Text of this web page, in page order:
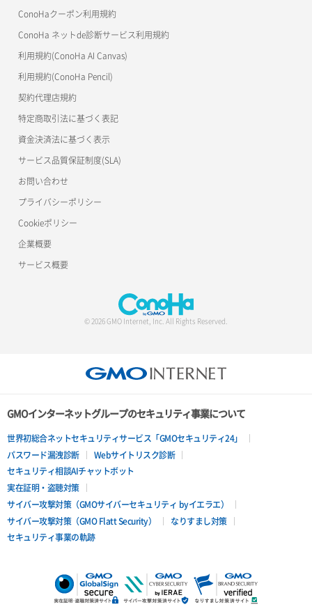
ConoHaクーポン利用規約
ConoHa ネットde診断サービス利用規約
利用規約(ConoHa AI Canvas)
利用規約(ConoHa Pencil)
契約代理店規約
特定商取引法に基づく表記
資金決済法に基づく表示
サービス品質保証制度(SLA)
お問い合わせ
プライバシーポリシー
Cookieポリシー
企業概要
サービス概要
© 2026 GMO Internet, Inc. All Rights Reserved.
GMOインターネットグループのセキュリティ事業について
世界初総合ネットセキュリティサービス「GMOセキュリティ24」
パスワード漏洩診断
Webサイトリスク診断
セキュリティ相談AIチャットボット
実在証明・盗聴対策
サイバー攻撃対策（GMOサイバーセキュリティ byイエラエ）
サイバー攻撃対策（GMO Flatt Security）
なりすまし対策
セキュリティ事業の軌跡